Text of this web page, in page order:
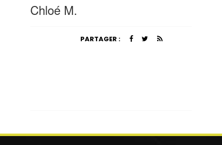
Chloé M.
PARTAGER :